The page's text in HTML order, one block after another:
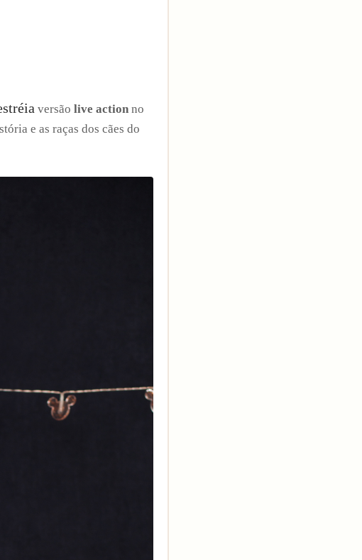
versão live action no
e as raças dos cães do